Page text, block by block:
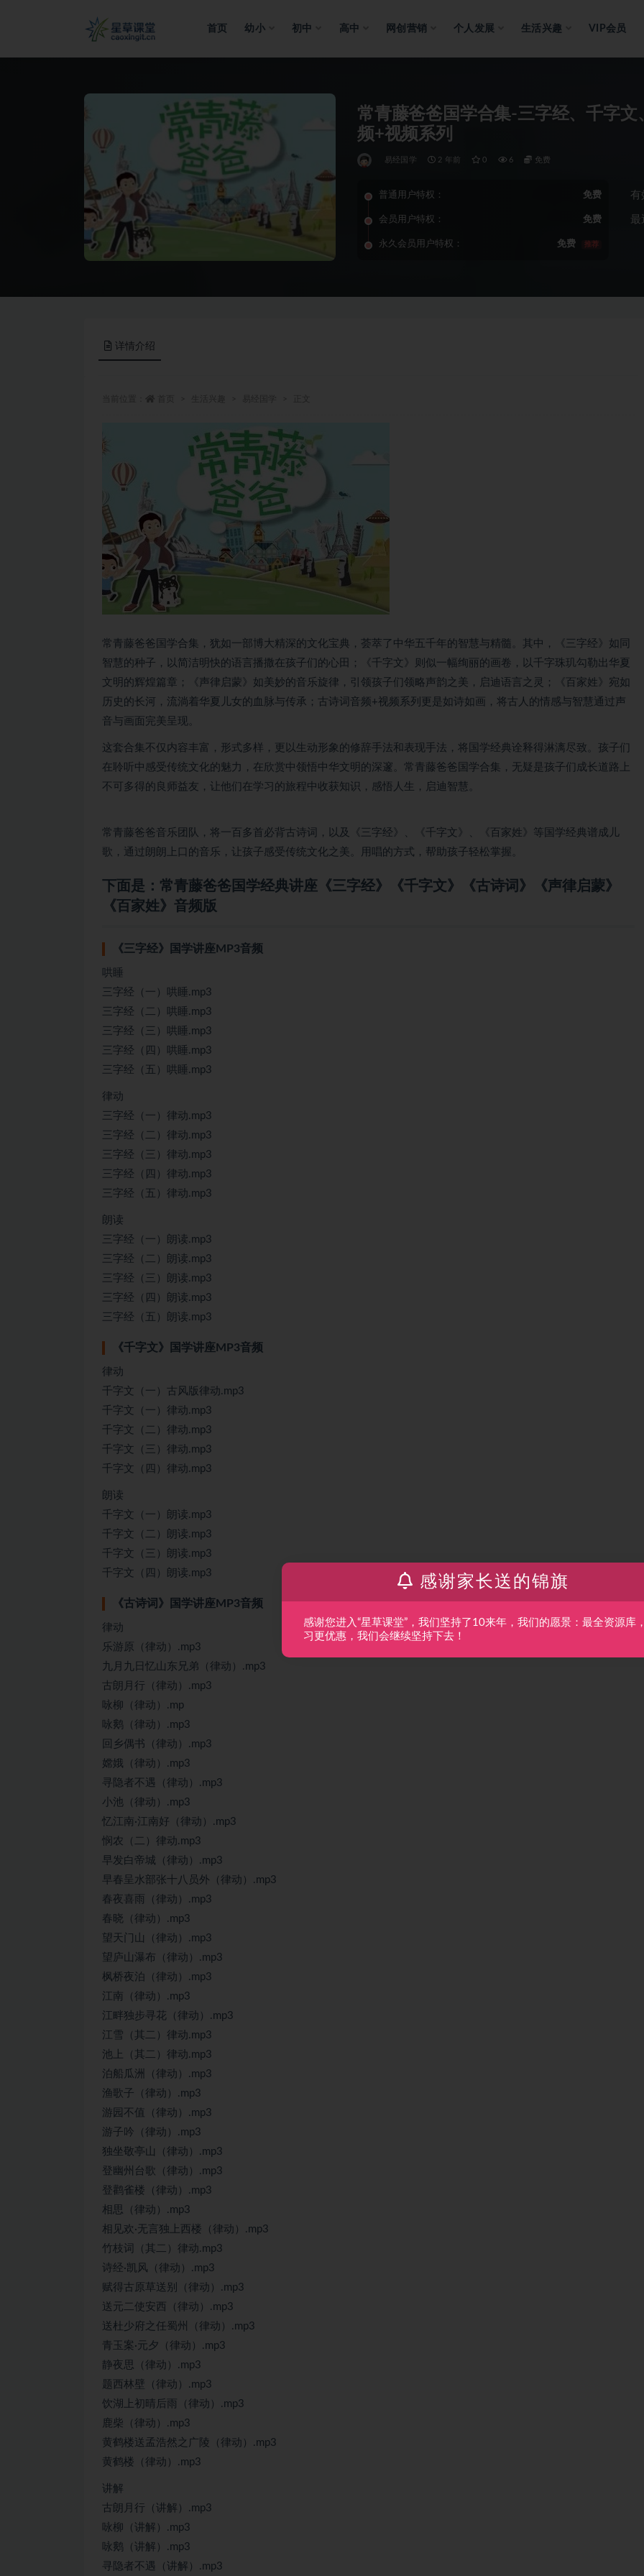
首页 幼小 初中 高中 网创营销 个人发展 生活兴趣 VIP会员
常青藤爸爸国学合集-三字经、千字
频+视频系列
易经国学 2 年前 0 6 免费
普通用户特权： 免费
会员用户特权： 免费
永久会员用户特权： 免费 推荐
有
最
详情介绍
常青藤爸爸国学合集，犹如一部博大精深的文化宝典，荟萃了中华五千年的智慧与精髓。其中，《三字经》如同
智慧的种子，以简洁明快的语言播撒在孩子们的心田；《千字文》则似一幅绚丽的画卷，以千字珠玑勾勒出华夏
文明的辉煌篇章；《声律启蒙》如美妙的音乐旋律，引领孩子们领略声韵之美，启迪语言之灵；《百家姓》宛如
历史的长河，流淌着华夏儿女的血脉与传承；古诗词音频+视频系列更是如诗如画，将古人的情感与智慧通过声
音与画面完美呈现。
这套合集不仅内容丰富，形式多样，更以生动形象的修辞手法和表现手法，将国学经典诠释得淋漓尽致。孩子们
在聆听中感受传统文化的魅力，在欣赏中领悟中华文明的深邃。常青藤爸爸国学合集，无疑是孩子们成长道路上
不可多得的良师益友，让他们在学习的旅程中收获知识，感悟人生，启迪智慧。
常青藤爸爸音乐团队，将一百多首必背古诗词，以及《三字经》、《千字文》、《百家姓》等国学经典谱成儿
歌，通过朗朗上口的音乐，让孩子感受传统文化之美。用唱的方式，帮助孩子轻松掌握。
下面是：常青藤爸爸国学经典讲座《三字经》《千字文》《古诗词》《声律启蒙》
《百家姓》音频版
《三字经》 国学讲座 MP3音频
哄睡
三字经（一）哄睡.mp3
三字经（二）哄睡.mp3
三字经（三）哄睡.mp3
三字经（四）哄睡.mp3
三字经（五）哄睡.mp3
律动
三字经（一）律动.mp3
三字经（二）律动.mp3
三字经（三）律动.mp3
三字经（四）律动.mp3
三字经（五）律动.mp3
朗读
三字经（一）朗读.mp3
三字经（二）朗读.mp3
三字经（三）朗读.mp3
三字经（四）朗读.mp3
三字经（五）朗读.mp3
《千字文》国学讲座MP3音频
律动
千字文（一）古风版律动.mp3
千字文（一）律动.mp3
千字文（二）律动.mp3
千字文（三）律动.mp3
千字文（四）律动.mp3
朗读
千字文（一）朗读.mp3
千字文（二）朗读.mp3
千字文（三）朗读.mp3
千字文（四）朗读.mp3
《古诗词》国学讲座MP3音频
律动
乐游原（律动）.mp3
九月九日忆山东兄弟（律动）.mp3
古朗月行（律动）.mp3
咏柳（律动）.mp
咏鹅（律动）.mp3
回乡偶书（律动）.mp3
嫦娥（律动）.mp3
寻隐者不遇（律动）.mp3
小池（律动）.mp3
忆江南·江南好（律动）.mp3
悯农（二）律动.mp3
早发白帝城（律动）.mp3
早春呈水部张十八员外（律动）.mp3
春夜喜雨（律动）.mp3
春晓（律动）.mp3
望天门山（律动）.mp3
望庐山瀑布（律动）.mp3
枫桥夜泊（律动）.mp3
江南（律动）.mp3
江畔独步寻花（律动）.mp3
江雪（其二）律动.mp3
池上（其二）律动.mp3
泊船瓜洲（律动）.mp3
渔歌子（律动）.mp3
游园不值（律动）.mp3
游子吟（律动）.mp3
独坐敬亭山（律动）.mp3
登幽州台歌（律动）.mp3
登鹳雀楼（律动）.mp3
相思（律动）.mp3
相见欢·无言独上西楼（律动）.mp3
竹枝词（其二）律动.mp3
诗经·凯风（律动）.mp3
赋得古原草送别（律动）.mp3
送元二使安西（律动）.mp3
送杜少府之任蜀州（律动）.mp3
青玉案·元夕（律动）.mp3
静夜思（律动）.mp3
题西林壁（律动）.mp3
饮湖上初晴后雨（律动）.mp3
鹿柴（律动）.mp3
黄鹤楼送孟浩然之广陵（律动）.mp3
黄鹤楼（律动）.mp3
讲解
古朗月行（讲解）.mp3
咏柳（讲解）.mp3
咏鹅（讲解）.mp3
寻隐者不遇（讲解）.mp3
感谢家长送的锦旗
感谢您进入“星草课堂”，我们坚持了10来年，我们的愿景：最全资源库
习更优惠，我们会继续坚持下去！